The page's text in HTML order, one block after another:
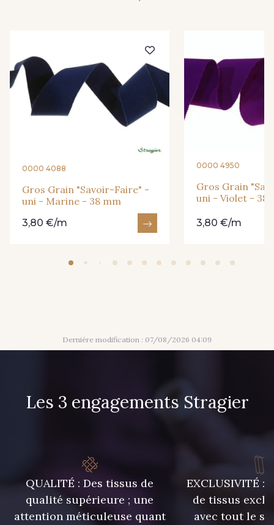
921 - Azur 3 - Turquoise
55 - Violet 1 - Marine
56 - Mauve 61 - Beige Camel
0000 4088
Gros Grain "Savoir-Faire" -
uni - Marine - 38 mm
3,80 €/m
0000 4950
Gros Grain
uni - Violet - 38
3,80 €/m
Dernière modification : 07/08/2026 04:09
Les 3 engagements Stragier
QUALITÉ : Des tissus de
qualité supérieure ; une
attention méticuleuse quant
EXCLUSIVITÉ :
de tissus
avec tout le